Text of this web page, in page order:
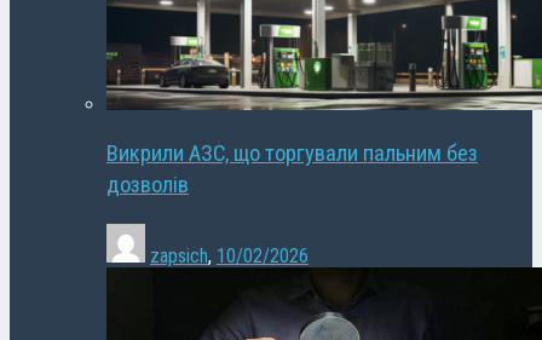
Викрили АЗС, що торгували пальним без
дозволів
zapsich, 10/02/2026